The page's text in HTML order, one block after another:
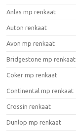
Anlas mp renkaat
Auton renkaat
Avon mp renkaat
Bridgestone mp renkaat
Coker mp renkaat
Continental mp renkaat
Crossin renkaat
Dunlop mp renkaat